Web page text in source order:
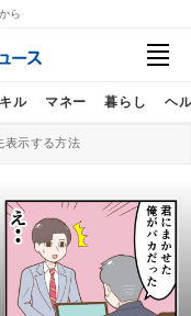
ら
ル マネー 暮らし ヘ
示する方法